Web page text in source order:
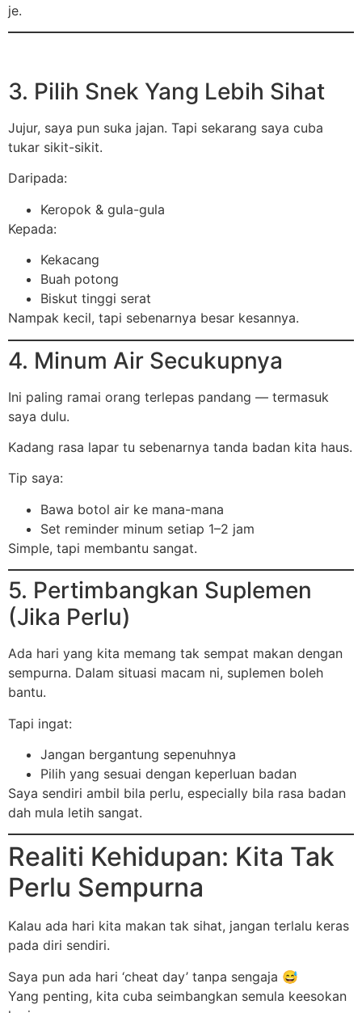
je.
3. Pilih Snek Yang Lebih Sihat
Jujur, saya pun suka jajan. Tapi sekarang saya cuba
tukar sikit-sikit.
Daripada:
Keropok & gula-gula
Kepada:
Kekacang
Buah potong
Biskut tinggi serat
Nampak kecil, tapi sebenarnya besar kesannya.
4. Minum Air Secukupnya
Ini paling ramai orang terlepas pandang — termasuk
saya dulu.
Kadang rasa lapar tu sebenarnya tanda badan kita haus.
Tip saya:
Bawa botol air ke mana-mana
Set reminder minum setiap 1–2 jam
Simple, tapi membantu sangat.
5. Pertimbangkan Suplemen
(Jika Perlu)
Ada hari yang kita memang tak sempat makan dengan
sempurna. Dalam situasi macam ni, suplemen boleh
bantu.
Tapi ingat:
Jangan bergantung sepenuhnya
Pilih yang sesuai dengan keperluan badan
Saya sendiri ambil bila perlu, especially bila rasa badan
dah mula letih sangat.
Realiti Kehidupan: Kita Tak
Perlu Sempurna
Kalau ada hari kita makan tak sihat, jangan terlalu keras
pada diri sendiri.
Saya pun ada hari ‘cheat day’ tanpa sengaja 😅
Yang penting, kita cuba seimbangkan semula keesokan